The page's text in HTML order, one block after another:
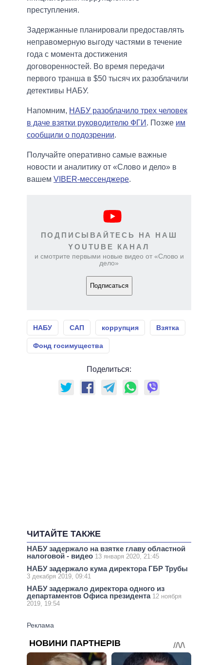
преступления.
Задержанные планировали предоставлять
неправомерную выгоду частями в течение
года с момента достижения
договоренностей. Во время передачи
первого транша в $50 тысяч их разоблачили
детективы НАБУ.
Напомним, НАБУ разоблачило трех человек
в даче взятки руководителю ФГИ . Позже им
сообщили о подозрении.
Получайте оперативно самые важные
новости и аналитику от «Слово и дело» в
вашем VIBER-мессенджере.
ПОДПИСЫВАЙТЕСЬ НА НАШ
YOUTUBE КАНАЛ
и смотрите первыми новые видео от «Слово и
дело»
Подписаться
НАБУ САП коррупция Взятка
Фонд госимущества
Поделиться:
ЧИТАЙТЕ ТАКЖЕ
НАБУ задержало на взятке главу областной
налоговой - видео 13 января 2020, 21:45
НАБУ задержало кума директора ГБР Трубы
3 декабря 2019, 09:41
НАБУ задержало директора одного из
департаментов Офиса президента 12 ноября
2019, 19:54